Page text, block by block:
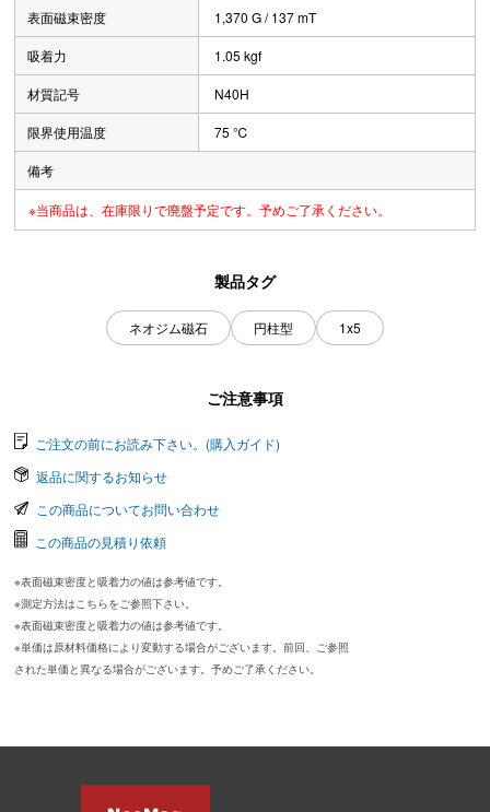
表面磁束密度 1,370 G / 137 mT
吸着力 1.05 kgf
材質記号 N40H
限界使用温度 75 ℃
備考
※当商品は、在庫限りで廃盤予定です。予めご了承ください。
製品タグ
ネオジム磁石 円柱型 1x5
ご注意事項
ご注文の前にお読み下さい。(購入ガイド)
返品に関するお知らせ
この商品についてお問い合わせ
この商品の見積り依頼
※表面磁束密度と吸着力の値は参考値です。
※測定方法はこちらをご参照下さい。
※表面磁束密度と吸着力の値は参考値です。
※単価は原材料価格により変動する場合がございます。前回、ご参照
された単価と異なる場合がございます。予めご了承ください。